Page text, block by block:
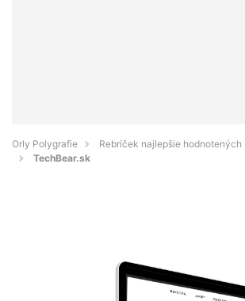
Orly Polygrafie
Rebríček najlepšie hodnotených
TechBear.sk